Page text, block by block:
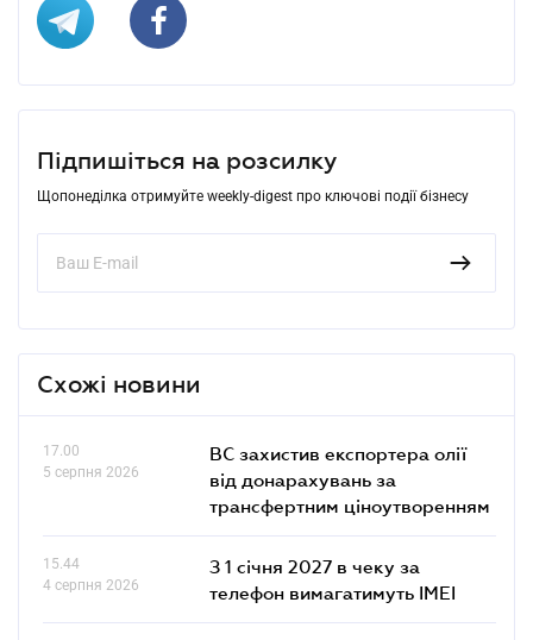
Підпишіться на розсилку
Щопонеділка отримуйте weekly-digest про ключові події бізнесу
Схожі новини
17.00
5 серпня 2026
ВС захистив експортера олії
від донарахувань за
трансфертним ціноутворенням
15.44
4 серпня 2026
З 1 січня 2027 в чеку за
телефон вимагатимуть IMEI